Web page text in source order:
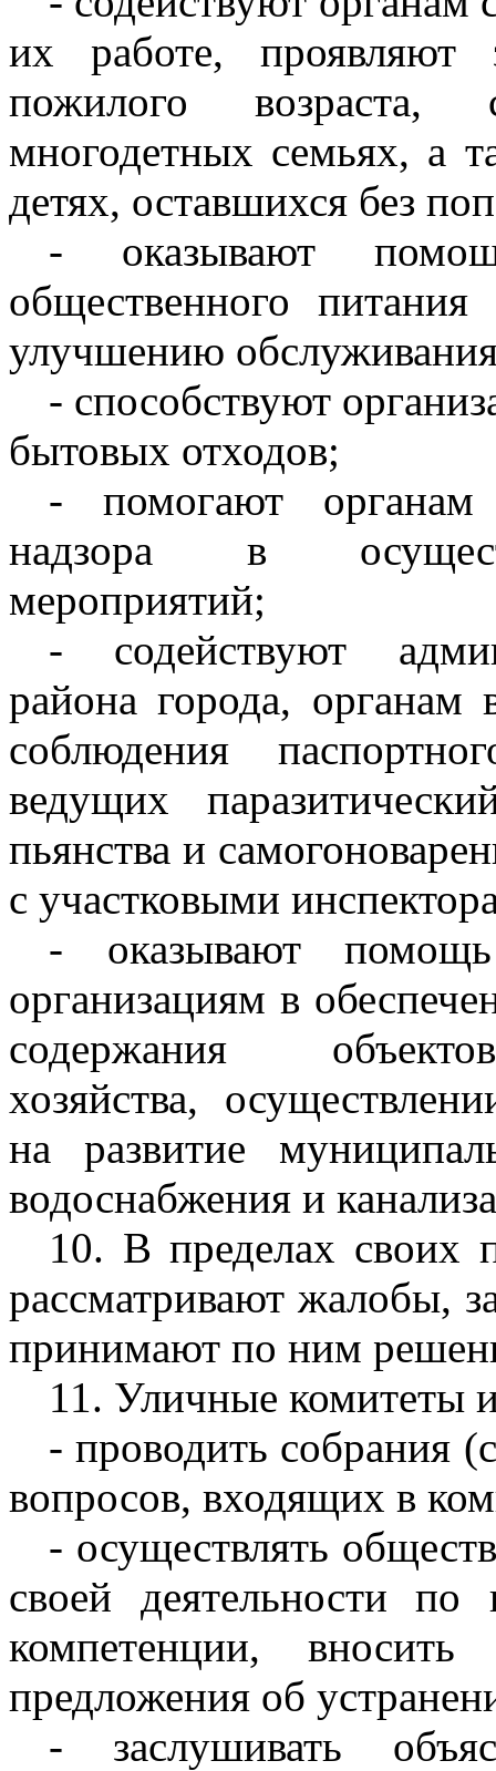
их работе, проявляют
пожилого возраста,
многодетных семьях, а
детях, оставшихся без
- оказывают
общественного
улучшению
- способствуют
бытовых отходов;
- помогают органам
надзора в
мероприятий;
- содействуют
района города, органам
соблюдения
ведущих
пьянства и
с участковыми
- оказывают помощь
организациям в
содержания
хозяйства,
на развитие
водоснабжения и
10. В пределах своих
рассматривают жалобы,
принимают по ним
11. Уличные комитеты
- проводить собрания
вопросов, входящих в
- осуществлять
своей деятельности
компетенции,
предложения об
- заслушивать